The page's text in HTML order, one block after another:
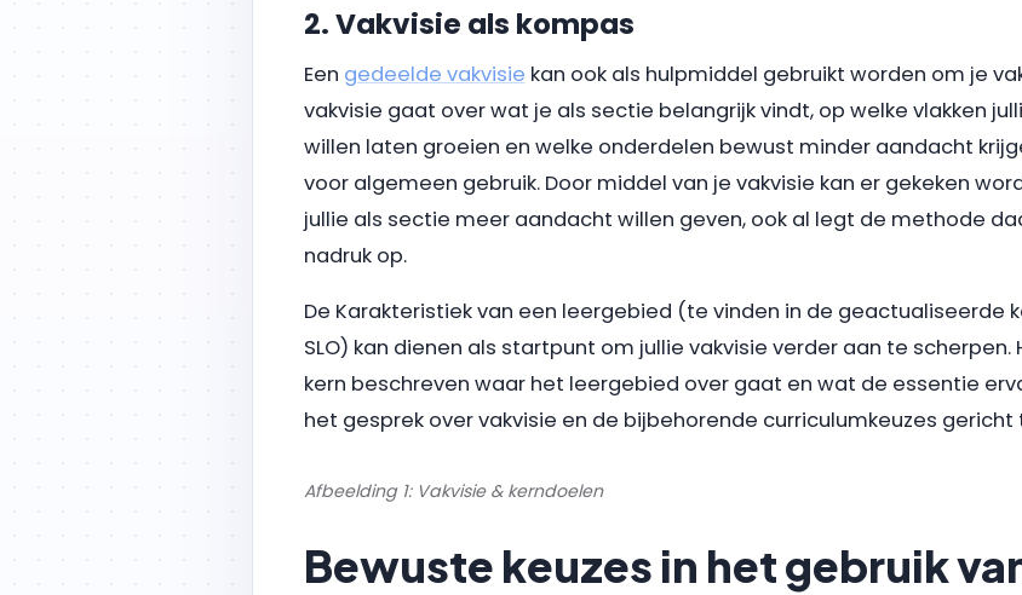
2. Vakvisie als kompas
Een gedeelde vakvisie kan ook als hulpmiddel gebruikt worden om je
vakvisie gaat over wat je als sectie belangrijk vindt, op welke vlakken
willen laten groeien en welke onderdelen bewust minder aandacht
voor algemeen gebruik. Door middel van je vakvisie kan er gekeken
jullie als sectie meer aandacht willen geven, ook al legt de methode
nadruk op.
De Karakteristiek van een leergebied (te vinden in de geactualiseerde
SLO) kan dienen als startpunt om jullie vakvisie verder aan te scherpen.
kern beschreven waar het leergebied over gaat en wat de essentie
het gesprek over vakvisie en de bijbehorende curriculumkeuzes gericht
Afbeelding 1: Vakvisie & kerndoelen
Bewuste keuzes in het gebruik